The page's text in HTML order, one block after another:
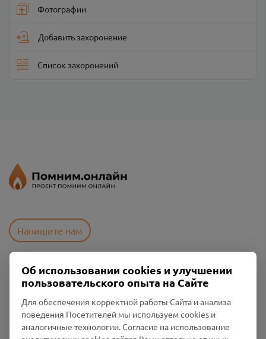
Фотографии
Добавить захоронение
Список захоронений
Напишите нам
Пользовательское соглашение
Политика конфиденциальности
Промо-материалы
Настройки cookies
Об использовании cookies и улучшении
пользовательского опыта на Сайте
Для обеспечения корректной работы Сайта и анализа
поведения Посетителей мы используем cookies и
аналогичные технологии. Согласие на использование